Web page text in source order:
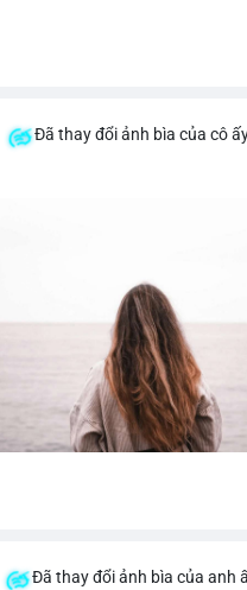
Đã thay đổi ảnh bìa của cô
Đã thay đổi ảnh bìa của anh